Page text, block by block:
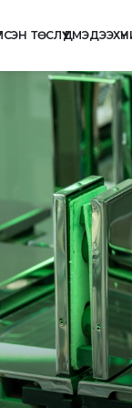
ТӨСЛҮҮДМЭДЭЭ